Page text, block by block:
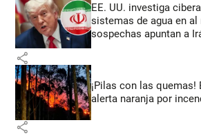
EE. UU. investiga
sistemas de agua en
sospechas apuntan a
share
¡Pilas con las quemas!
alerta naranja por
share